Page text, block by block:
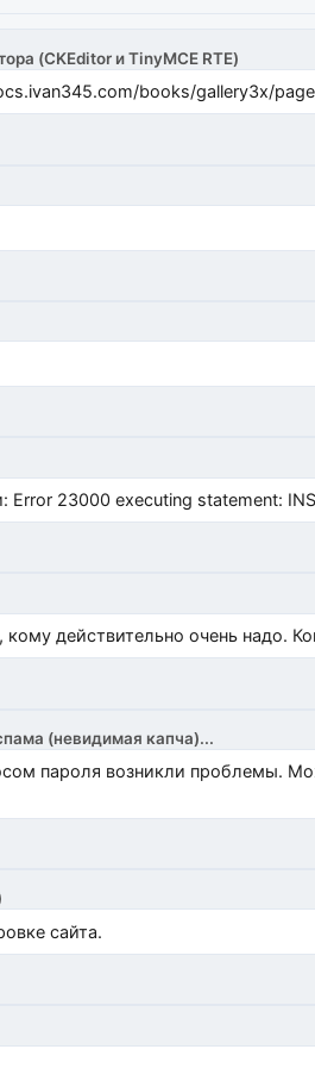
(CKEditor и TinyMCE RTE)
books/gallery3x/
23000 executing statement:
действительно очень надо.
(невидимая капча)...
пароля возникли проблемы.
сайта.